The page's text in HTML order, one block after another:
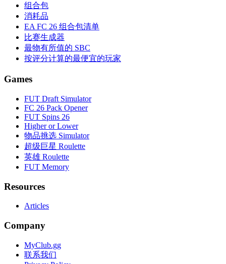
组合包
消耗品
EA FC 26 组合包清单
比赛生成器
最物有所值的 SBC
按评分计算的最便宜的玩家
Games
FUT Draft Simulator
FC 26 Pack Opener
FUT Spins 26
Higher or Lower
物品挑选 Simulator
超级巨星 Roulette
英雄 Roulette
FUT Memory
Resources
Articles
Company
MyClub.gg
联系我们